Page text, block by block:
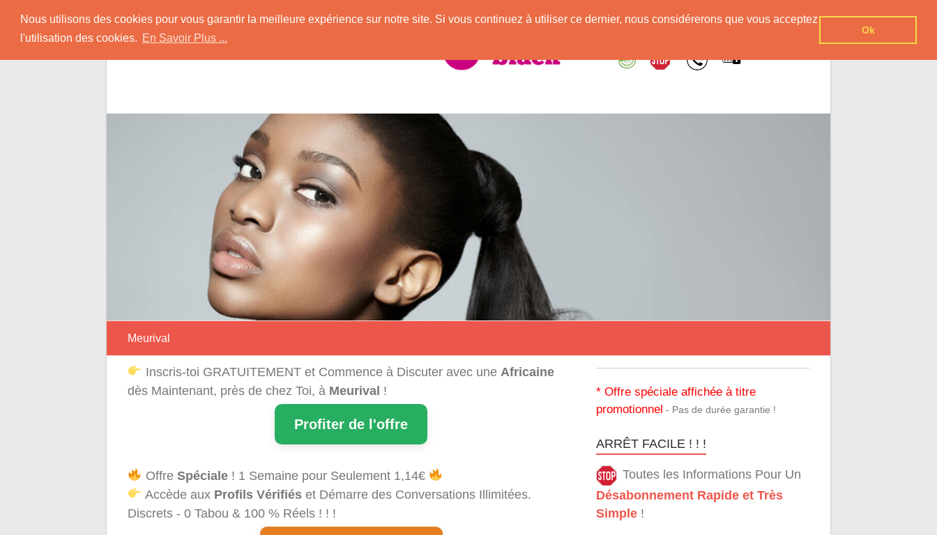
Nous utilisons des cookies pour vous garantir la meilleure expérience sur notre site. Si vous continuez à utiliser ce dernier, nous considérerons que vous acceptez
l'utilisation des cookies. En Savoir Plus ...
Ok
content
Rencontrer-Africaine
Conseils et Infos pour la Rencontre d'une Belle Africaine !
Meurival
Inscris-toi GRATUITEMENT et Commence à Discuter avec une Africaine
dès Maintenant, près de chez Toi, à Meurival !
Profiter de l'offre
Offre Spéciale! 1 Semaine pour Seulement 1,14€
Accède aux Profils Vérifiéset Démarre des Conversations Illimitées.
Discrets - 0 Tabou & 100 % Réels ! ! !
* Offre spéciale affichée à titre
promotionnel - Pas de durée garantie !
ARRÊT FACILE ! ! !
Toutes les Informations Pour Un
Désabonnement Rapide et Très
Simple !